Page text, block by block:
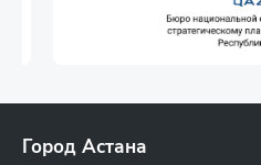
Город Астана